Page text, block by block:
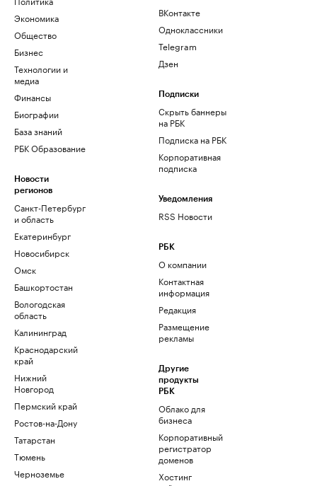
Экономика
Общество
Бизнес
Технологии и
медиа
Финансы
Биографии
База знаний
РБК Образование
Новости
регионов
Санкт-Петербург
и область
Екатеринбург
Новосибирск
Омск
Башкортостан
Вологодская
область
Калининград
Краснодарский
край
Нижний
Новгород
Пермский край
Ростов-на-Дону
Татарстан
Тюмень
Черноземье
ВКонтакте
Одноклассники
Telegram
Дзен
Подписки
Скрыть баннеры
на РБК
Подписка на РБК
Корпоративная
подписка
Уведомления
RSS Новости
РБК
О компании
Контактная
информация
Редакция
Размещение
рекламы
Другие
продукты
РБК
Облако для
бизнеса
Корпоративный
регистратор
доменов
Хостинг